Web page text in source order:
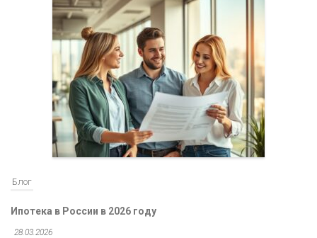
Блог
Ипотека в России в 2026 году
28.03.2026